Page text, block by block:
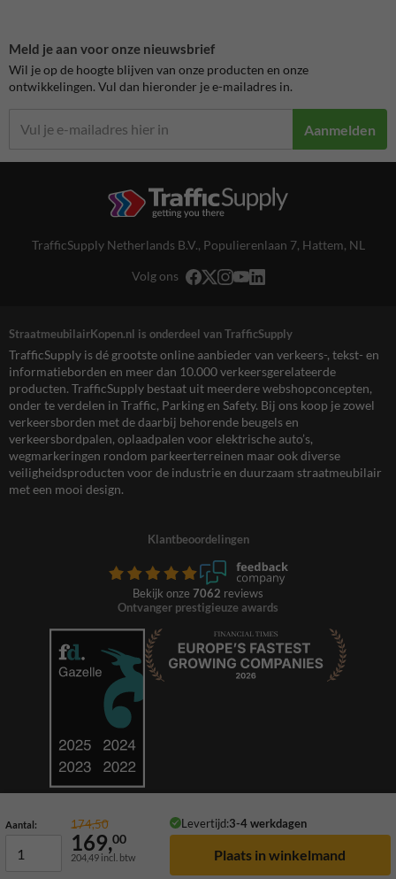
Aantal: 174,50 Levertijd:3-4 werkdagen
169,00
204,49 incl. btw
Meld je aan voor onze nieuwsbrief
Wil je op de hoogte blijven van onze producten en onze
ontwikkelingen. Vul dan hieronder je e-mailadres in.
Aanmelden
TrafficSupply Netherlands B.V., Populierenlaan 7, Hattem, NL
Volg ons
StraatmeubilairKopen.nl is onderdeel van TrafficSupply
TrafficSupply is dé grootste online aanbieder van verkeers-, tekst- en
informatieborden en meer dan 10.000 verkeersgerelateerde
producten. TrafficSupply bestaat uit meerdere webshopconcepten,
onder te verdelen in Traffic, Parking en Safety. Bij ons koop je zowel
verkeersborden met de daarbij behorende beugels en
verkeersbordpalen, oplaadpalen voor elektrische auto’s,
wegmarkeringen rondom parkeerterreinen maar ook diverse
veiligheidsproducten voor de industrie en duurzaam straatmeubilair
met een mooi design.
Klantbeoordelingen
Bekijk onze 7062 reviews
Ontvanger prestigieuze awards
© 2026 TrafficSupply. Alle rechten voorbehouden.